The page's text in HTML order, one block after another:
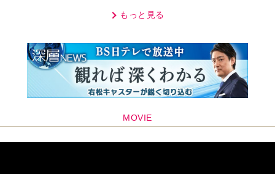
もっと見る
MOVIE